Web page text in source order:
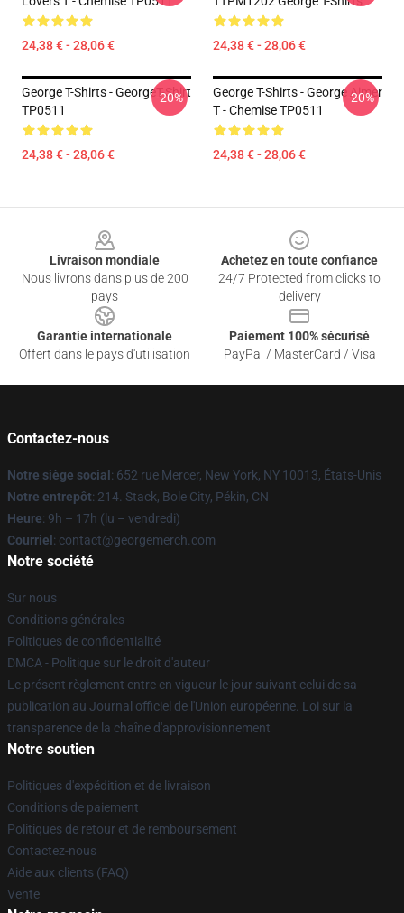
24,38 € - 28,06 € 24,38 € - 28,06 €
George T-Shirts - GeorgeT-Shirt
TP0511
24,38 € - 28,06 €
-20%
George T-Shirts - George Aimer
T - Chemise TP0511
24,38 € - 28,06 €
-20%
Livraison mondiale
Nous livrons dans plus de 200
pays
Achetez en toute confiance
24/7 Protected from clicks to
delivery
Garantie internationale
Offert dans le pays d'utilisation
Paiement 100% sécurisé
PayPal / MasterCard / Visa
Contactez-nous
Notre siège social : 652 rue Mercer, New York, NY 10013, États-Unis
Notre entrepôt: 214. Stack, Bole City, Pékin, CN
Heure: 9h – 17h (lu – vendredi)
Courriel : contact@georgemerch.com
Notre société
Sur nous
Conditions générales
Politiques de confidentialité
DMCA - Politique sur le droit d'auteur
Le présent règlement entre en vigueur le jour suivant celui de sa
publication au Journal officiel de l'Union européenne. Loi sur la
transparence de la chaîne d'approvisionnement
Notre soutien
Politiques d'expédition et de livraison
Conditions de paiement
Politiques de retour et de remboursement
Contactez-nous
Aide aux clients (FAQ)
Vente